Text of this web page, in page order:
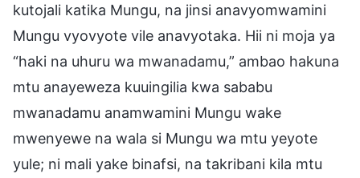
kutojali katika Mungu, na jinsi anavyomwamini
Mungu vyovyote vile anavyotaka. Hii ni moja ya
“haki na uhuru wa mwanadamu,” ambao hakuna
mtu anayeweza kuuingilia kwa sababu
mwanadamu anamwamini Mungu wake
mwenyewe na wala si Mungu wa mtu yeyote
yule; ni mali yake binafsi, na takribani kila mtu